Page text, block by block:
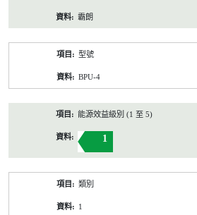
霸朗
型號
BPU-4
能源效益級別 (1 至 5)
1
類別
1